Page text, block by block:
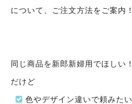
について、ご注文方法をご案内！
同じ商品を新郎新婦用でほしい！
だけど
色やデザイン違いで頼みたい